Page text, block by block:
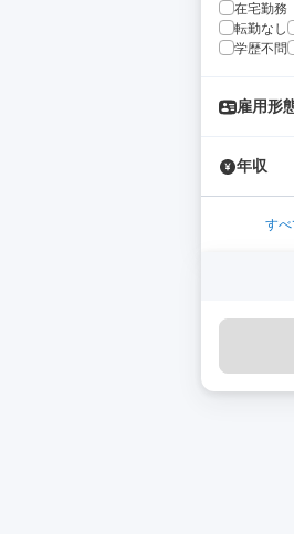
在宅勤務
転勤なし
学歴不問
雇用形
年収
す